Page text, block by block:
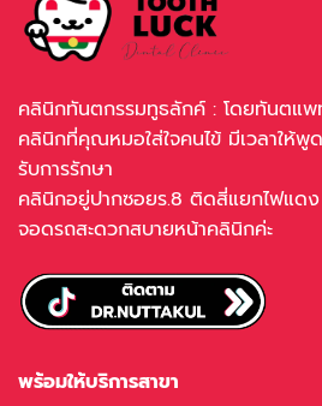
คลินิกทันตกรรมทูธลักค์ : โดยทันตแ
คลินิกที่คุณหมอใส่ใจคนไข้ มีเวลาให้
รับการรักษา
คลินิกอยู่ปากซอยร.8 ติดสี่แยกไฟแดง
จอดรถสะดวกสบายหน้าคลินิกค่ะ
พร้อมให้บริการสาขา